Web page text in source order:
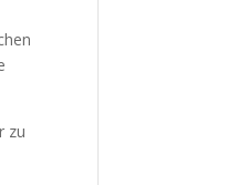
zu